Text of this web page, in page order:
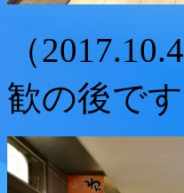
（
歓の後で